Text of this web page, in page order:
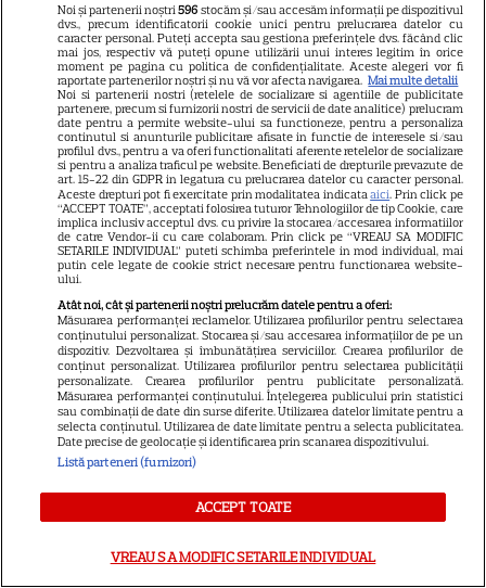
27
Pavel Bartoș și Selly la miezul
nopții
12
VEDETE ROMÂNEŞTI
Adrian Mutu, gest romantic
pentru soția lui, Sandra! Ce a
făcut în plină stradă și cum a
reacționat ea
Horoscop zilnic 27 iulie 2026.
Leii dau „verdictul final”, iar o
zodie trebuie să nu mai amâne
deciziile
VEDETE ROMÂNEŞTI
Rareș Cojoc, prima imagine
după divorțul de Andreea
Popescu. Fotomodelul a
Noi și partenerii noștri596 stocăm și/sau accesăm informații pe dispozitivul
dvs., precum identificatorii cookie unici pentru prelucrarea datelor cu
caracter personal. Puteți accepta sau gestiona preferințele dvs. făcând clic
mai jos, respectiv vă puteți opune utilizării unui interes legitim în orice
moment pe pagina cu politica de confidențialitate. Aceste alegeri vor fi
raportate partenerilor noștri și nu vă vor afecta navigarea. Mai multe detalii
Noi si partenerii nostri (retelele de socializare si agentiile de publicitate
partenere, precum si furnizorii nostri de servicii de date analitice) prelucram
date pentru a permite website-ului sa functioneze, pentru a personaliza
continutul si anunturile publicitare afisate in functie de interesele si/sau
profilul dvs., pentru a va oferi functionalitati aferente retelelor de socializare
si pentru a analiza traficul pe website. Beneficiati de drepturile prevazute de
art. 15-22 din GDPR in legatura cu prelucrarea datelor cu caracter personal.
Aceste drepturi pot fi exercitate prin modalitatea indicataaici. Prin click pe
“ACCEPT TOATE”, acceptati folosirea tuturor Tehnologiilor de tip Cookie, care
implica inclusiv acceptul dvs. cu privire la stocarea/accesarea informatiilor
de catre Vendor-ii cu care colaboram. Prin click pe “VREAU SA MODIFIC
SETARILE INDIVIDUAL” puteti schimba preferintele in mod individual, mai
putin cele legate de cookie strict necesare pentru functionarea website-
ului.
Atât noi, cât și partenerii noștri prelucrăm datele pentru a oferi:
Măsurarea performanței reclamelor. Utilizarea profilurilor pentru selectarea
conținutului personalizat. Stocarea și/sau accesarea informațiilor de pe un
dispozitiv. Dezvoltarea și îmbunătățirea serviciilor. Crearea profilurilor de
conținut personalizat. Utilizarea profilurilor pentru selectarea publicității
personalizate. Crearea profilurilor pentru publicitate personalizată.
Măsurarea performanței conținutului. Înțelegerea publicului prin statistici
sau combinații de date din surse diferite. Utilizarea datelor limitate pentru a
selecta conținutul. Utilizarea de date limitate pentru a selecta publicitatea.
Date precise de geolocație și identificarea prin scanarea dispozitivului.
Listă parteneri (furnizori)
ACCEPT TOATE
VREAU SA MODIFIC SETARILE INDIVIDUAL